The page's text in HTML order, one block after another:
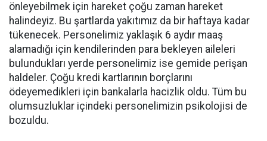
önleyebilmek için hareket çoğu zaman hareket
halindeyiz. Bu şartlarda yakıtımız da bir haftaya kadar
tükenecek. Personelimiz yaklaşık 6 aydır maaş
alamadığı için kendilerinden para bekleyen aileleri
bulundukları yerde personelimiz ise gemide perişan
haldeler. Çoğu kredi kartlarının borçlarını
ödeyemedikleri için bankalarla hacizlik oldu. Tüm bu
olumsuzluklar içindeki personelimizin psikolojisi de
bozuldu.